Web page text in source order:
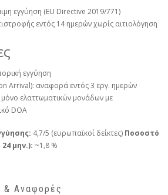
εγγύηση (EU Directive 2019/771)
εντός 14 ημερών χωρίς αιτιολόγηση
εγγύηση
Arrival): αναφορά εντός 3 εργ. ημερών
ελαττωματικών μονάδων με
DOA
4,7/5 (ευρωπαϊκοί δείκτες) Ποσοστό
μην.): ~1,8 %
& Αναφορές